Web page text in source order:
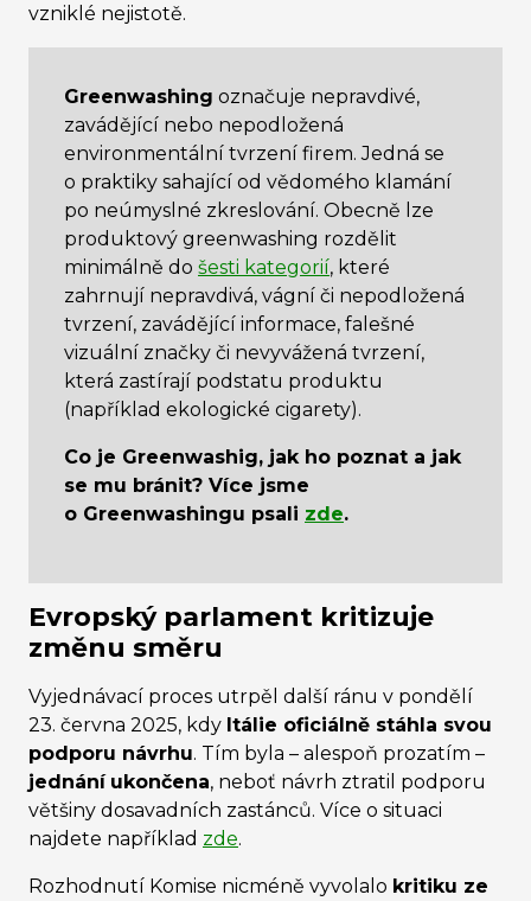
vzniklé nejistotě.
Greenwashing označuje nepravdivé,
zavádějící nebo nepodložená
environmentální tvrzení firem. Jedná se
o praktiky sahající od vědomého klamání
po neúmyslné zkreslování. Obecně lze
produktový greenwashing rozdělit
minimálně do šesti kategorií, které
zahrnují nepravdivá, vágní či nepodložená
tvrzení, zavádějící informace, falešné
vizuální značky či nevyvážená tvrzení,
která zastírají podstatu produktu
(například ekologické cigarety).
Co je Greenwashig, jak ho poznat a jak
se mu bránit? Více jsme
o Greenwashingu psali zde.
Evropský parlament kritizuje
změnu směru
Vyjednávací proces utrpěl další ránu v pondělí
23. června 2025, kdy Itálie oficiálně stáhla svou
podporu návrhu. Tím byla – alespoň prozatím –
jednání ukončena, neboť návrh ztratil podporu
většiny dosavadních zastánců. Více o situaci
najdete například zde.
Rozhodnutí Komise nicméně vyvolalo kritiku ze